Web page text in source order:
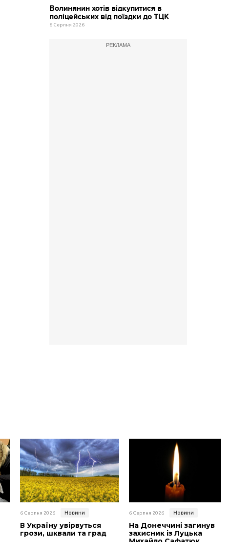
Волинянин хотів відкупитися в
поліцейських від поїздки до ТЦК
6 Серпня 2026
РЕКЛАМА
6 Серпня 2026 Новини
В Україну увірвуться
грози, шквали та град
6 Серпня 2026 Новини
На Донеччині загинув
захисник із Луцька